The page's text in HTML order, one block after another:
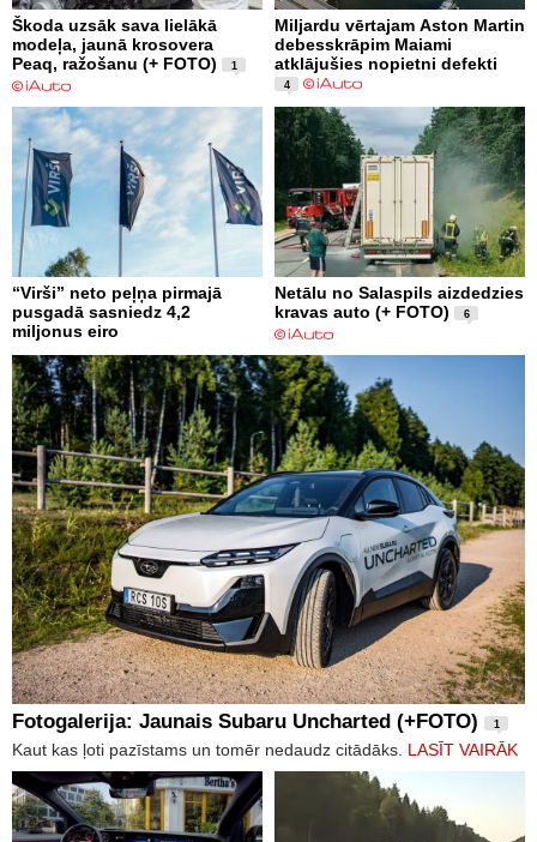
Škoda uzsāk sava lielākā
modeļa, jaunā krosovera
Peaq, ražošanu (+ FOTO)
1
Miljardu vērtajam Aston Martin
debesskrāpim Maiami
atklājušies nopietni defekti
4
“Virši” neto peļņa pirmajā
pusgadā sasniedz 4,2
miljonus eiro
Netālu no Salaspils aizdedzies
kravas auto (+ FOTO)
6
Fotogalerija: Jaunais Subaru Uncharted (+FOTO) 1
Kaut kas ļoti pazīstams un tomēr nedaudz citādāks. LASĪT VAIRĀK